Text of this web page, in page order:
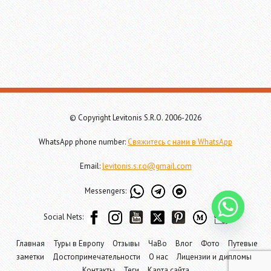
© Copyright Levitonis S.R.O. 2006-2026
WhatsApp phone number:Свяжитесь с нами в WhatsApp
Email:levitonis.s.r.o@gmail.com
Messengers:
Social Nets:
Главная Туры в Европу Отзывы ЧаВо Влог Фото
Путевые
заметки
Достопримечательности О нас
Лицензии и дипломы